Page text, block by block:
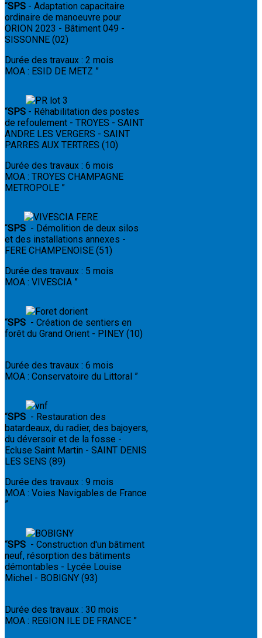
“SPS - Adaptation capacitaire
ordinaire de manoeuvre pour
ORION 2023 - Bâtiment 049 -
SISSONNE (02)
Durée des travaux : 2 mois
MOA : ESID DE METZ ”
“SPS - Réhabilitation des postes
de refoulement - TROYES - SAINT
ANDRE LES VERGERS - SAINT
PARRES AUX TERTRES (10)
Durée des travaux : 6 mois
MOA : TROYES CHAMPAGNE
METROPOLE ”
“SPS - Démolition de deux silos
et des installations annexes -
FERE CHAMPENOISE (51)
Durée des travaux : 5 mois
MOA : VIVESCIA ”
“SPS - Création de sentiers en
forêt du Grand Orient - PINEY (10)
Durée des travaux : 6 mois
MOA : Conservatoire du Littoral ”
“SPS - Restauration des
batardeaux, du radier, des bajoyers,
du déversoir et de la fosse -
Ecluse Saint Martin - SAINT DENIS
LES SENS (89)
Durée des travaux : 9 mois
MOA : Voies Navigables de France
”
“SPS - Construction d'un bâtiment
neuf, résorption des bâtiments
démontables - Lycée Louise
Michel - BOBIGNY (93)
Durée des travaux : 30 mois
MOA : REGION ILE DE FRANCE ”